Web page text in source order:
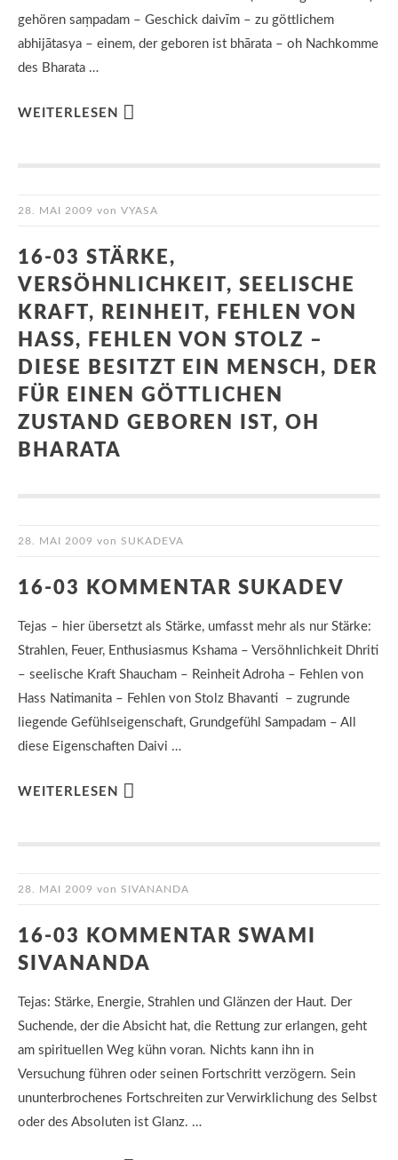
gehören saṃpadam – Geschick daivīm – zu göttlichem
abhijātasya – einem, der geboren ist bhārata – oh Nachkomme
des Bharata …
WEITERLESEN
28. MAI 2009 von VYASA
16-03 STÄRKE,
VERSÖHNLICHKEIT, SEELISCHE
KRAFT, REINHEIT, FEHLEN VON
HASS, FEHLEN VON STOLZ –
DIESE BESITZT EIN MENSCH, DER
FÜR EINEN GÖTTLICHEN
ZUSTAND GEBOREN IST, OH
BHARATA
28. MAI 2009 von SUKADEVA
16-03 KOMMENTAR SUKADEV
Tejas – hier übersetzt als Stärke, umfasst mehr als nur Stärke:
Strahlen, Feuer, Enthusiasmus Kshama – Versöhnlichkeit Dhriti
– seelische Kraft Shaucham – Reinheit Adroha – Fehlen von
Hass Natimanita – Fehlen von Stolz Bhavanti – zugrunde
liegende Gefühlseigenschaft, Grundgefühl Sampadam – All
diese Eigenschaften Daivi …
WEITERLESEN
28. MAI 2009 von SIVANANDA
16-03 KOMMENTAR SWAMI
SIVANANDA
Tejas: Stärke, Energie, Strahlen und Glänzen der Haut. Der
Suchende, der die Absicht hat, die Rettung zur erlangen, geht
am spirituellen Weg kühn voran. Nichts kann ihn in
Versuchung führen oder seinen Fortschritt verzögern. Sein
ununterbrochenes Fortschreiten zur Verwirklichung des Selbst
oder des Absoluten ist Glanz. …